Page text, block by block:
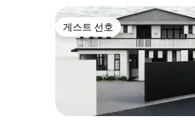
게스트 선호
게스트 선호